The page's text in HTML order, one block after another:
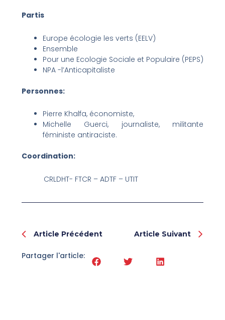
Partis
Europe écologie les verts (EELV)
Ensemble
Pour une Ecologie Sociale et Populaire (PEPS)
NPA -l’Anticapitaliste
Personnes:
Pierre Khalfa, économiste,
Michelle Guerci, journaliste, militante
féministe antiraciste.
Coordination:
CRLDHT- FTCR – ADTF – UTIT
Prev
Article Précédent Article Suivant
Partager l'article: